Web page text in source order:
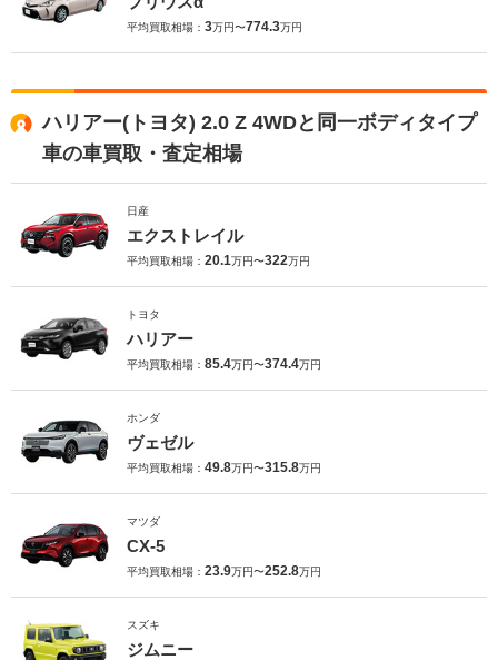
平均買取相場： 3万円〜774.3万円
ハリアー(トヨタ) 2.0 Z 4WDと同一ボディタイプ
車の車買取・査定相場
日産
エクストレイル
平均買取相場： 20.1万円〜322万円
トヨタ
ハリアー
平均買取相場： 85.4万円〜374.4万円
ホンダ
ヴェゼル
平均買取相場： 49.8万円〜315.8万円
マツダ
CX-5
平均買取相場： 23.9万円〜252.8万円
スズキ
ジムニー